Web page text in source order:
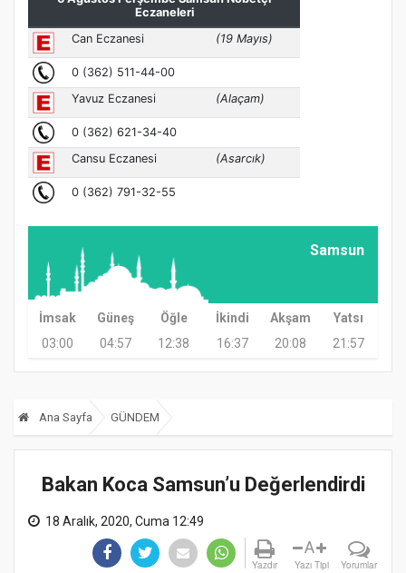
Samsun
İmsak Güneş Öğle İkindi Akşam
Yatsı
03:00
04:57 12:38 16:37 20:08 21:57
Ana Sayfa GÜNDEM
Bakan Koca Samsun’u Değerlendirdi
18 Aralık, 2020, Cuma 12:49
Yazdır
A
Yazı Tipi Yorumlar